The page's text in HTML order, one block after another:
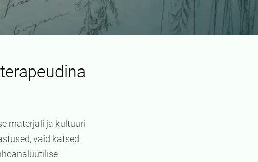
materjali ja kultuuri
vaid katsed